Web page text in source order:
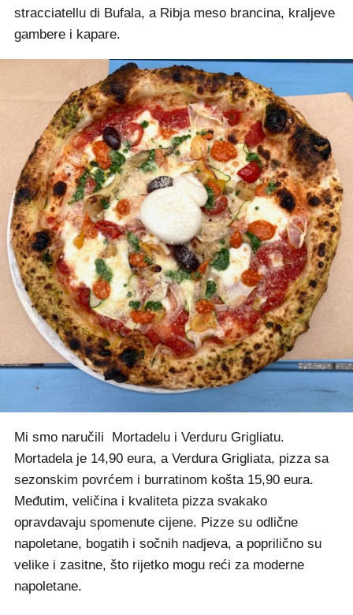
stracciatellu di Bufala, a Ribja meso brancina, kraljeve
gambere i kapare.
Mi smo naručili Mortadelu i Verduru Grigliatu.
Mortadela je 14,90 eura, a Verdura Grigliata, pizza sa
sezonskim povrćem i burratinom košta 15,90 eura.
Međutim, veličina i kvaliteta pizza svakako
opravdavaju spomenute cijene. Pizze su odlične
napoletane, bogatih i sočnih nadjeva, a poprilično su
velike i zasitne, što rijetko mogu reći za moderne
napoletane.